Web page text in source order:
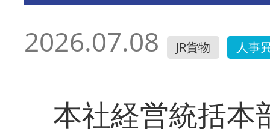
2026.07.08 JR貨物 人事
本社経営統括本